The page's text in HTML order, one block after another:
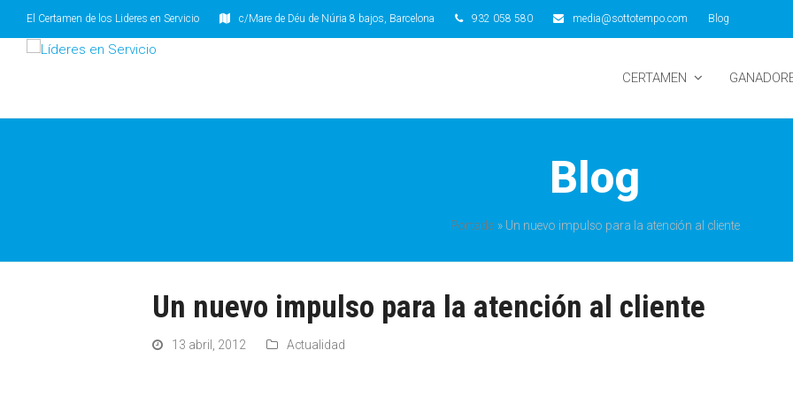
El Certamen de los Lideres en Servicio c/Mare de Déu de Núria 8 bajos, Barcelona 932 058 580 media@sottotempo.com Blog
CERTAMEN
Blog
Portada » Un nuevo impulso para la atención al cliente
Un nuevo impulso para la atención al cliente
13 abril, 2012 Actualidad